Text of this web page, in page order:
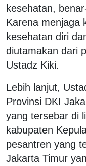
kesehatan,
Karena menjaga
kesehatan diri
diutamakan dari
Ustadz Kiki.
Lebih lanjut,
Provinsi DKI
yang tersebar di
kabupaten
pesantren yang
Jakarta Timur